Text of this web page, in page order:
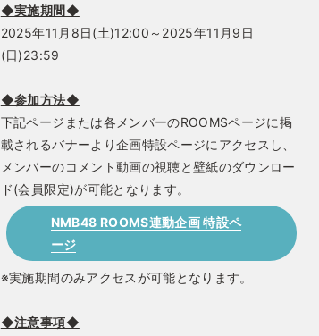
◆実施期間◆
2025年11月8日(土)12:00～2025年11月9日
(日)23:59
◆参加方法◆
下記ページまたは各メンバーのROOMSページに掲
載されるバナーより企画特設ページにアクセスし、
メンバーのコメント動画の視聴と壁紙のダウンロー
ド(会員限定)が可能となります。
NMB48 ROOMS連動企画 特設ペ
ージ
※実施期間のみアクセスが可能となります。
◆注意事項◆